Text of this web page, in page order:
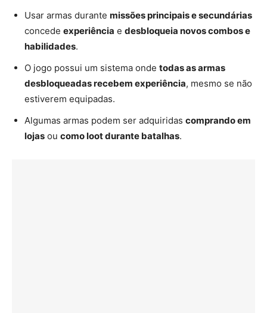
Usar armas durante missões principais e secundárias
concede experiência e desbloqueia novos combos e
habilidades.
O jogo possui um sistema onde todas as armas
desbloqueadas recebem experiência, mesmo se não
estiverem equipadas.
Algumas armas podem ser adquiridas comprando em
lojas ou como loot durante batalhas.